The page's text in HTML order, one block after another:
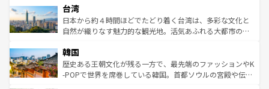
ならではの贅沢な旅のスタイルだ。 なお、新着のアメリカ
情報はコンテンツ一覧を参照してほしい。
れるおもてなしの心で訪れる人々を迎えてくれるハワイの
人々、おいしいローカルフードやハワイアンミュージッ
ク、伝統的なフラダンスなど、すべてがハワイの魅力を彩
ワイを、存分に味わってほしい。 なお、新着のハワイ情報
はコンテンツ一覧を参照してほしい。
リアリーフや大陸中央部にそびえるウルル（エアーズロッ
ク）、タスマニアの美しい原生林やケアンズの熱帯雨林な
ど、見どころがたくさん。また、カフェやワイン、オージ
いる。アクティビティも充実しており、サーフィンやダイ
ビング、ハイキングなど、アウトドア好きにはたまらな
い。オーストラリアの多彩な魅力を存分に味わいつくそ
台湾
日本から約４時間ほどでたどり着く台湾は、多彩な文化と
自然が織りなす魅力的な観光地。活気あふれる大都市の台
ン）、静ひつな山岳地帯である台湾東部など、都市の喧騒
と山間の静けさが共存しており、訪れる人に新しい発見と
驚きをもたらしてくれる。また、奥深い台湾の食文化も魅
韓国
歴史ある王朝文化が残る一方で、最先端のファッションやK
-POPで世界を席巻している韓国。首都ソウルの宮殿や伝統